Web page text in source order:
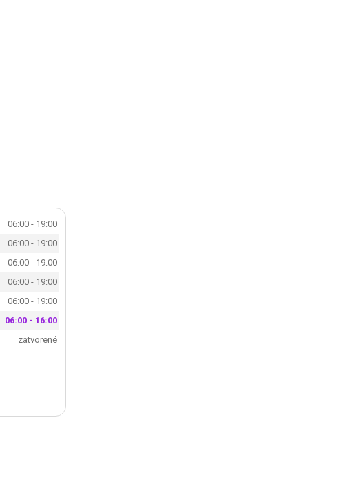
06:00 - 19:00
06:00 - 19:00
06:00 - 19:00
06:00 - 19:00
06:00 - 19:00
06:00 - 16:00
zatvorené